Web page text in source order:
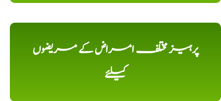
پرہیز مختلف امراض کے مریضوں
کیلئے